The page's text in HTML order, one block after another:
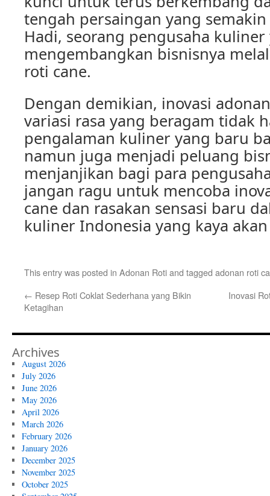
tengah persaingan yang
Hadi, seorang pengusaha kuliner
mengembangkan bisnisnya
roti cane.
Dengan demikian, inovasi
variasi rasa yang beragam tidak
pengalaman kuliner yang baru
namun juga menjadi peluang
menjanjikan bagi para
jangan ragu untuk mencoba
cane dan rasakan sensasi baru
kuliner Indonesia yang kaya
This entry was posted in Adonan Rotiand tagged adonan roti
← Resep Roti Coklat Sederhana yang Bikin
Ketagihan
Inovasi
Archives
August 2026
July 2026
June 2026
May 2026
April 2026
March 2026
February 2026
January 2026
December 2025
November 2025
October 2025